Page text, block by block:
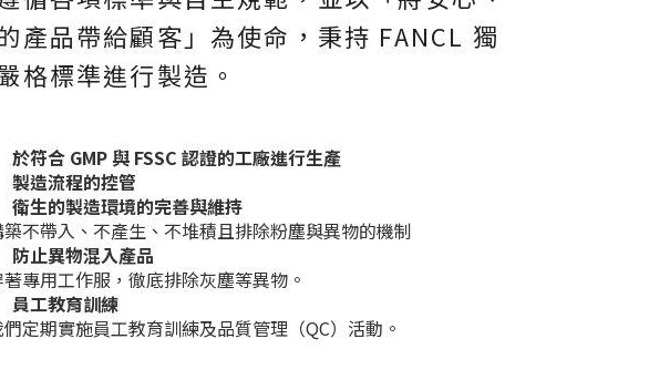
產品帶給顧客」為使命，秉持 FANCL 獨
格標準進行製造。
於符合 GMP 與 FSSC 認證的工廠進行生產
製造流程的控管
衛生的製造環境的完善與維持
不帶入、不產生、不堆積且排除粉塵與異物的機制
防止異物混入產品
專用工作服，徹底排除灰塵等異物。
員工教育訓練
定期實施員工教育訓練及品質管理（QC）活動。